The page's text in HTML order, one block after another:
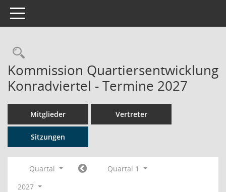
Toggle navigation
Rechercheauswahl
Kommission Quartiersentwicklung
Konradviertel - Termine 2027
Mitglieder Vertreter
Sitzungen
Quartal
Quartal 1
2027